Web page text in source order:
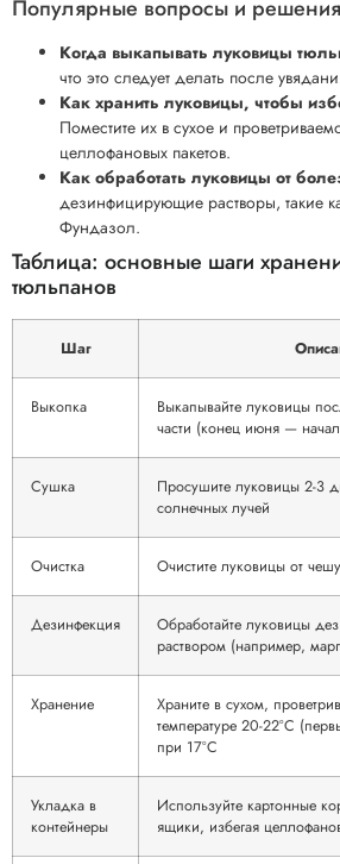
Популярные вопросы и решения
Когда выкапывать луковицы
что это следует делать после
Как хранить луковицы, чтобы
Поместите их в сухое и
целлофановых пакетов.
Как обработать луковицы от
дезинфицирующие растворы, такие
Фундазол.
Таблица: основные шаги
тюльпанов
Шаг
Выкопка
Выкапывайте луковицы
части (конец июня —
Сушка
Просушите луковицы 2-3
солнечных лучей
Очистка Очистите луковицы от
Дезинфекция
Обработайте луковицы
раствором (например,
Хранение
Храните в сухом,
температуре 20-22°C
при 17°C
Укладка в
контейнеры
Используйте картонные
ящики, избегая